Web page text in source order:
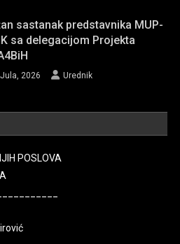
sastanak predstavnika MUP-
sa delegacijom Projekta
2026 Urednik
POSLOVA